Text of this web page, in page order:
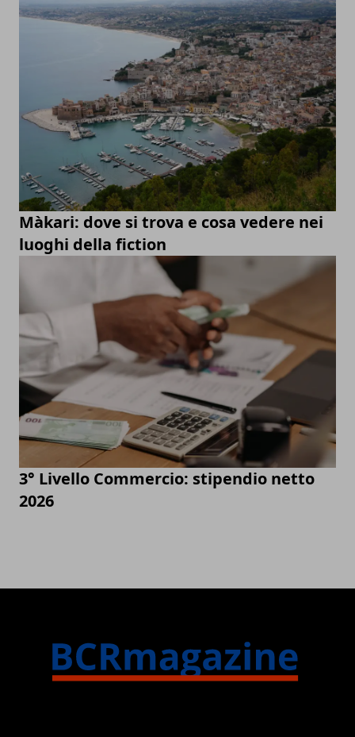
Màkari: dove si trova e cosa vedere nei
luoghi della fiction
3° Livello Commercio: stipendio netto
2026